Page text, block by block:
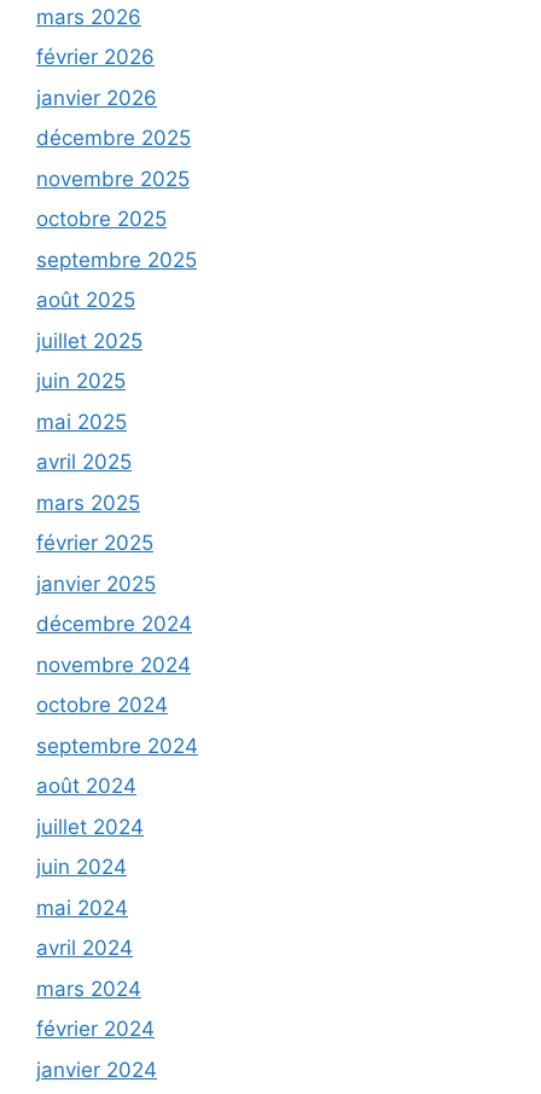
mars 2026
février 2026
janvier 2026
décembre 2025
novembre 2025
octobre 2025
septembre 2025
août 2025
juillet 2025
juin 2025
mai 2025
avril 2025
mars 2025
février 2025
janvier 2025
décembre 2024
novembre 2024
octobre 2024
septembre 2024
août 2024
juillet 2024
juin 2024
mai 2024
avril 2024
mars 2024
février 2024
janvier 2024